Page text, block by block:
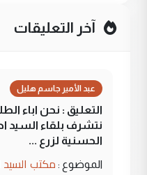
آخر التعليقات
عبد الأمير جاسم هليل
التعليق : نحن اباء
نتشرف بلقاء السيد
الحسنية لزرع ...
الموضوع : مكتب